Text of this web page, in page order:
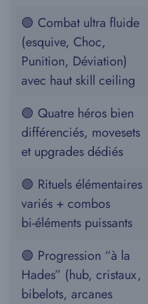
🟢 Combat ultra fluide
(esquive, Choc,
Punition, Déviation)
avec haut skill ceiling
🟢 Quatre héros bien
différenciés, movesets
et upgrades dédiés
🟢 Rituels élémentaires
variés + combos
bi‑éléments puissants
🟢 Progression “à la
Hades” (hub, cristaux,
bibelots, arcanes